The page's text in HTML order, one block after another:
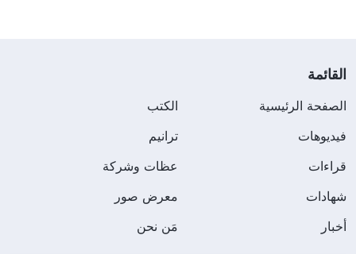
القائمة
الصفحة الرئيسية
الكتب
فيديوهات
ترانيم
قراءات
عظات وشركة
شهادات
معرض صور
أخبار
مَن نحن